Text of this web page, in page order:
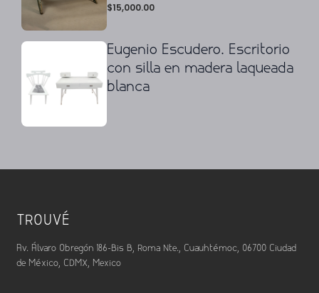
$15,000.00
Eugenio Escudero. Escritorio
con silla en madera laqueada
blanca
TROUVÉ
Av. Álvaro Obregón 186-Bis B, Roma Nte., Cuauhtémoc, 06700 Ciudad
de México, CDMX, Mexico